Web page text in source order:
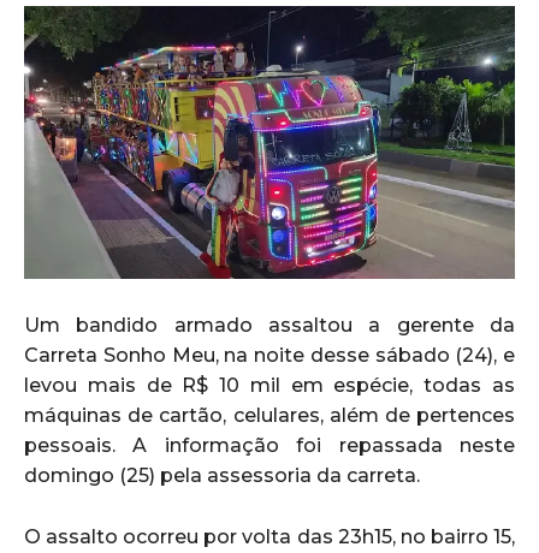
Um bandido armado assaltou a gerente da
Carreta Sonho Meu, na noite desse sábado (24), e
levou mais de R$ 10 mil em espécie, todas as
máquinas de cartão, celulares, além de pertences
pessoais. A informação foi repassada neste
domingo (25) pela assessoria da carreta.
O assalto ocorreu por volta das 23h15, no bairro 15,